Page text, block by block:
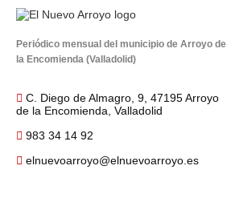
Periódico mensual del municipio de Arroyo de
la Encomienda (Valladolid)
C. Diego de Almagro, 9, 47195 Arroyo
de la Encomienda, Valladolid
983 34 14 92
elnuevoarroyo@elnuevoarroyo.es